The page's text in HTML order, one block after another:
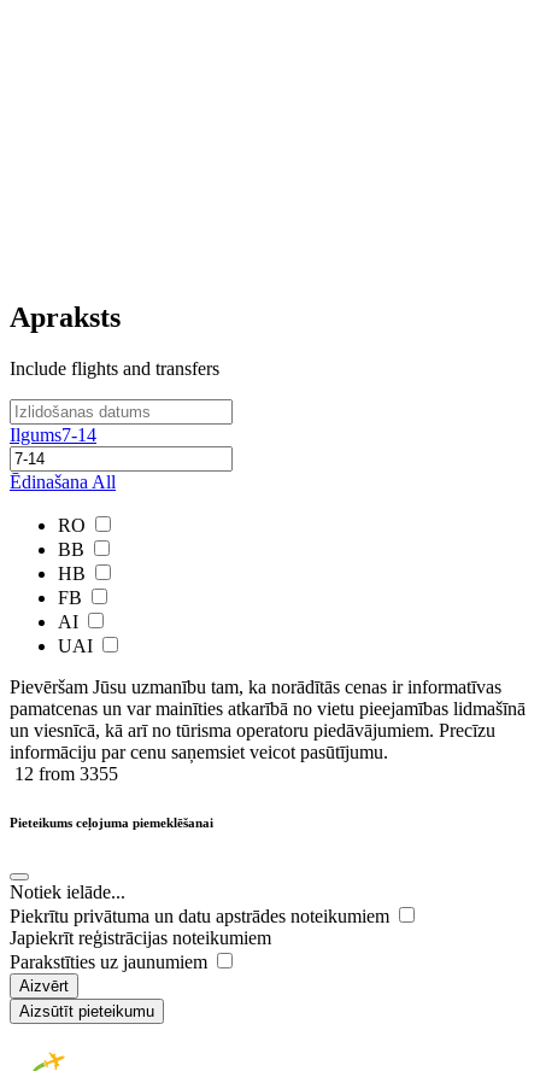
Apraksts
Include flights and transfers
Ilgums7-14
Ēdinašana All
RO
BB
HB
FB
AI
UAI
Pievēršam Jūsu uzmanību tam, ka norādītās cenas ir ​informatīvas ​
pamatcenas un var mainīties atkarībā ​no ​vietu pieejamības lidmašīnā
un viesnīcā, kā arī no tūrisma operatoru piedāvājumiem. Precīzu
informāciju par cenu saņemsiet veicot pasūtījumu.
12 from 3355
Pieteikums ceļojuma piemeklēšanai
Notiek ielāde...
Piekrītu privātuma un datu apstrādes noteikumiem
Japiekrīt reģistrācijas noteikumiem
Parakstīties uz jaunumiem
Aizvērt
Aizsūtīt pieteikumu